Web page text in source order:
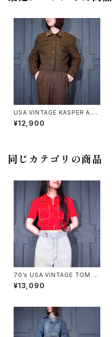
USA VINTAGE KASPER A.S.
L CHECK PATTERNED SHO
RT LENGTH DESIGN JACKE
¥12,900
同じカテゴリの商品
70's USA VINTAGE TOM B
OY DOT PATTRNED SHOR
T LENGTH HALF SLEEVE ZI
ト丈半袖ジップアップシャツブル
¥13,090